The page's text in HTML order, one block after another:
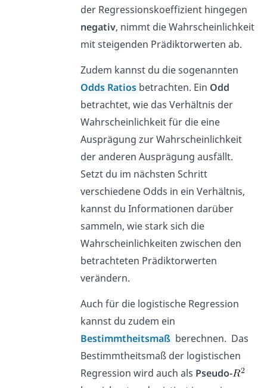
der Regressionskoeffizient hingegen
negativ, nimmt die Wahrscheinlichkeit
mit steigenden Prädiktorwerten ab.
Zudem kannst du die sogenannten
Odds Ratios betrachten. Ein Odd
betrachtet, wie das Verhältnis der
Wahrscheinlichkeit für die eine
Ausprägung zur Wahrscheinlichkeit
der anderen Ausprägung ausfällt.
Setzt du im nächsten Schritt
verschiedene Odds in ein Verhältnis,
kannst du Informationen darüber
sammeln, wie stark sich die
Wahrscheinlichkeiten zwischen den
betrachteten Prädiktorwerten
verändern.
Auch für die logistische Regression
kannst du zudem ein
Bestimmtheitsmaß berechnen. Das
Bestimmtheitsmaß der logistischen
Regression wird auch als Pseudo-